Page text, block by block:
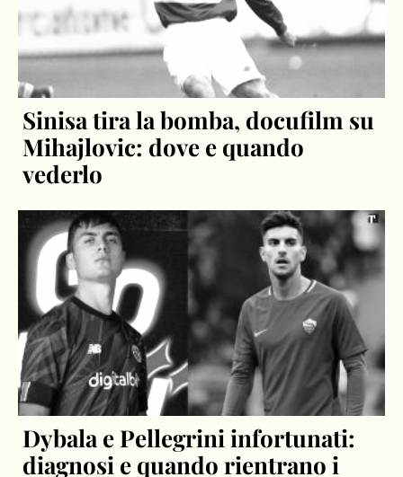
Sinisa tira la bomba, docufilm su
Mihajlovic: dove e quando
vederlo
Dybala e Pellegrini infortunati: